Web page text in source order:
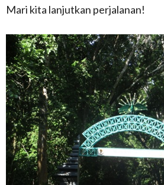
Mari kita lanjutkan perjalanan!